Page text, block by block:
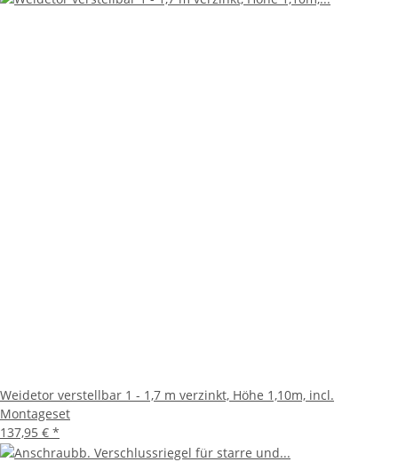
Weidetor verstellbar 1 - 1,7 m verzinkt, Höhe 1,10m, incl.
Montageset
137,95 € *